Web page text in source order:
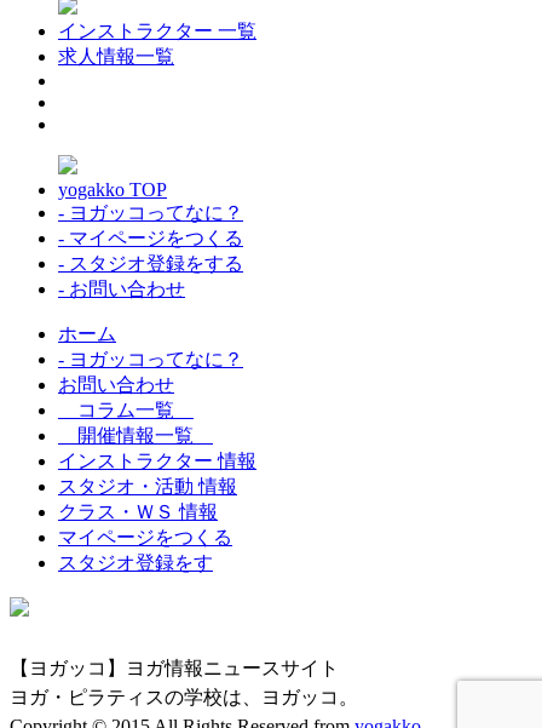
インストラクター 一覧
求人情報一覧
yogakko TOP
- ヨガッコってなに？
- マイページをつくる
- スタジオ登録をする
- お問い合わせ
ホーム
- ヨガッコってなに？
お問い合わせ
コラム一覧
開催情報一覧
インストラクター 情報
スタジオ・活動 情報
クラス・ＷＳ 情報
マイページをつくる
スタジオ登録をす
【ヨガッコ】ヨガ情報ニュースサイト
ヨガ・ピラティスの学校は、ヨガッコ。